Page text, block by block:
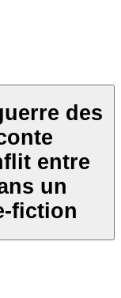
des
entre
un
fiction